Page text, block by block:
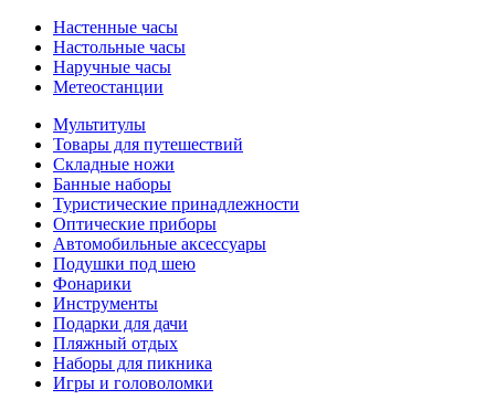
Настенные часы
Настольные часы
Наручные часы
Метеостанции
Мультитулы
Товары для путешествий
Складные ножи
Банные наборы
Туристические принадлежности
Оптические приборы
Автомобильные аксессуары
Подушки под шею
Фонарики
Инструменты
Подарки для дачи
Пляжный отдых
Наборы для пикника
Игры и головоломки